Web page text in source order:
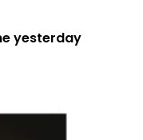
yesterday